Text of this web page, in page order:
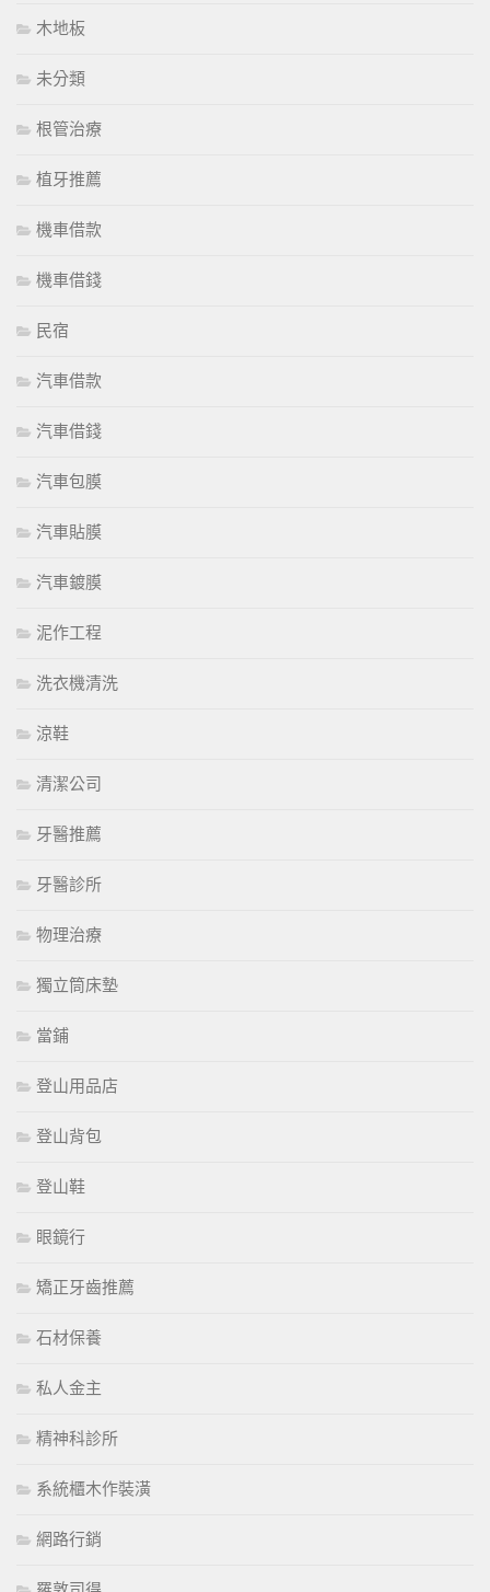
木地板
未分類
根管治療
植牙推薦
機車借款
機車借錢
民宿
汽車借款
汽車借錢
汽車包膜
汽車貼膜
汽車鍍膜
泥作工程
洗衣機清洗
涼鞋
清潔公司
牙醫推薦
牙醫診所
物理治療
獨立筒床墊
當鋪
登山用品店
登山背包
登山鞋
眼鏡行
矯正牙齒推薦
石材保養
私人金主
精神科診所
系統櫃木作裝潢
網路行銷